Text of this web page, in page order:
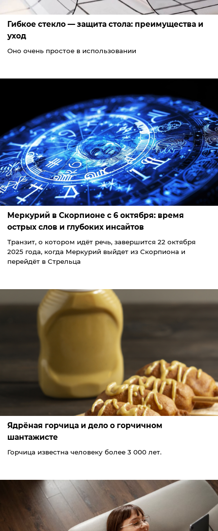
Гибкое стекло — защита стола: преимущества и
уход
Оно очень простое в использовании
Меркурий в Скорпионе с 6 октября: время
острых слов и глубоких инсайтов
Транзит, о котором идёт речь, завершится 22 октября
2025 года, когда Меркурий выйдет из Скорпиона и
перейдёт в Стрельца
Ядрёная горчица и дело о горчичном
шантажисте
Горчица известна человеку более 3 000 лет.